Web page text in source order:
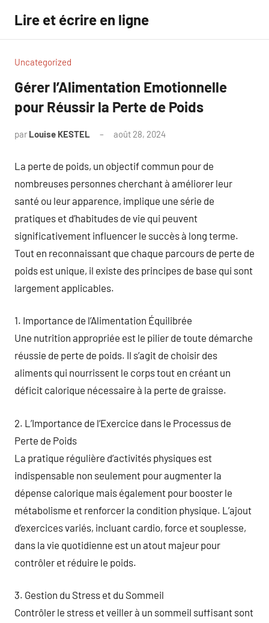
contenu
Lire et écrire en ligne
Uncategorized
Gérer l’Alimentation Emotionnelle
pour Réussir la Perte de Poids
par Louise KESTEL août 28, 2024
La perte de poids, un objectif commun pour de
nombreuses personnes cherchant à améliorer leur
santé ou leur apparence, implique une série de
pratiques et d’habitudes de vie qui peuvent
significativement influencer le succès à long terme.
Tout en reconnaissant que chaque parcours de perte de
poids est unique, il existe des principes de base qui sont
largement applicables.
1. Importance de l’Alimentation Équilibrée
Une nutrition appropriée est le pilier de toute démarche
réussie de perte de poids. Il s’agit de choisir des
aliments qui nourrissent le corps tout en créant un
déficit calorique nécessaire à la perte de graisse.
2. L’Importance de l’Exercice dans le Processus de
Perte de Poids
La pratique régulière d’activités physiques est
indispensable non seulement pour augmenter la
dépense calorique mais également pour booster le
métabolisme et renforcer la condition physique. L’ajout
d’exercices variés, incluant cardio, force et souplesse,
dans la vie quotidienne est un atout majeur pour
contrôler et réduire le poids.
3. Gestion du Stress et du Sommeil
Contrôler le stress et veiller à un sommeil suffisant sont